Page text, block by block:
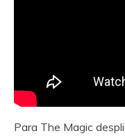
Para The Magic